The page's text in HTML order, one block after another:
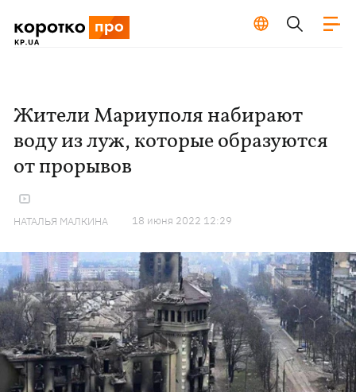
Жители Мариуполя набирают
воду из луж, которые образуются
от прорывов
НАТАЛЬЯ МАЛКИНА 18 июня 2022 12:29